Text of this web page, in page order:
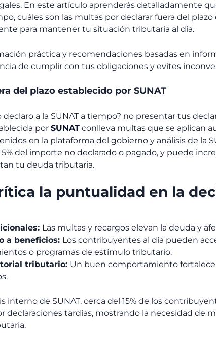
En este artículo aprenderás detalladamente
cuáles son las multas por declarar fuera del
para mantener tu situación tributaria al día.
práctica y recomendaciones basadas en
de cumplir con tus obligaciones y evites
del plazo establecido por SUNAT
declaro a la SUNAT a tiempo? no presentar tus
por SUNAT conlleva multas que se aplican
en la plataforma del gobierno y análisis de la
5% del importe no declarado o pagado, y puede
tu deuda tributaria.
la puntualidad en la
Las multas y recargos elevan la deuda y
a beneficios: Los contribuyentes al día pueden
o programas de estímulo tributario.
tributario: Un buen comportamiento fortalece
interno de SUNAT, cerca del 15% de los
declaraciones tardías, mostrando la necesidad de